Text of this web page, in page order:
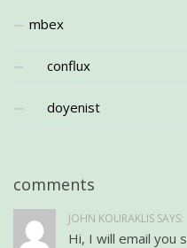
mbex
conflux
doyenist
comments
JOHN KOURAKLIS SAYS:
Hi, I will email you